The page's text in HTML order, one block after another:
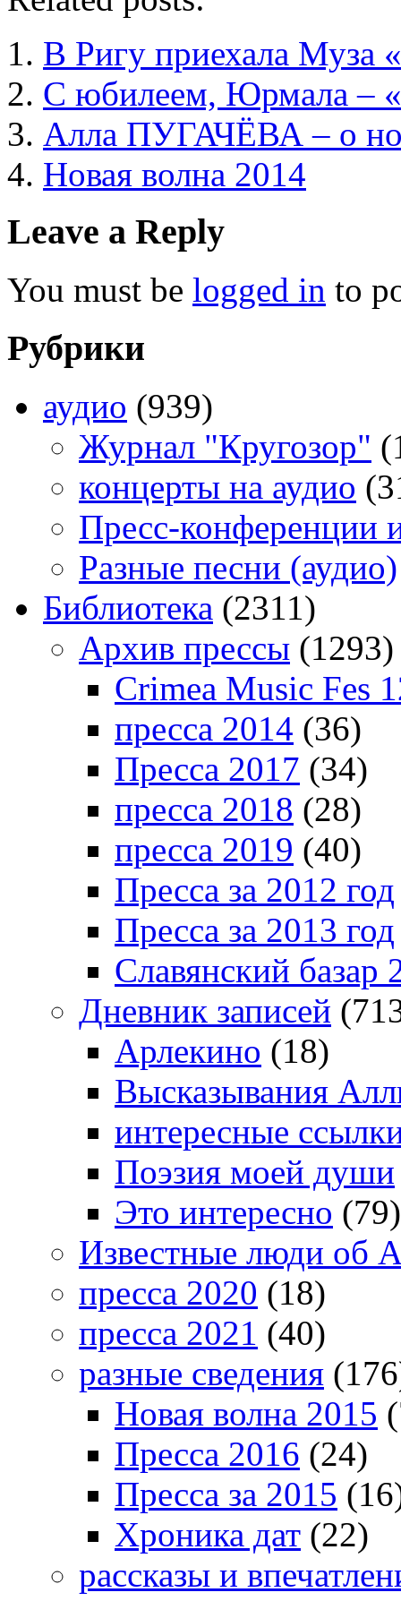
В Ригу приехала Муза
С юбилеем, Юрмала –
Алла ПУГАЧЁВА – о
Новая волна 2014
Leave a Reply
You must be logged in to
Рубрики
аудио (939)
Журнал "Кругозор"
концерты на аудио
Пресс-конференции
Разные песни (аудио)
Библиотека (2311)
Архив прессы (1293)
Crimea Music Fes
пресса 2014 (36)
Пресса 2017 (34)
пресса 2018 (28)
пресса 2019 (40)
Пресса за 2012 год
Пресса за 2013 год
Славянский базар
Дневник записей
Арлекино (18)
Высказывания
интересные
Поэзия моей души
Это интересно (79)
Известные люди об
пресса 2020 (18)
пресса 2021 (40)
разные сведения
Новая волна 2015
Пресса 2016 (24)
Пресса за 2015
Хроника дат (22)
рассказы и